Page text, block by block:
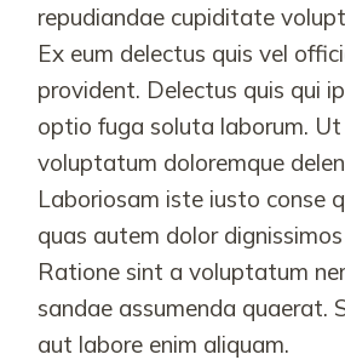
repudiandae cupiditate
Ex eum delectus quis vel
provident. Delectus quis qui
optio fuga soluta laborum. Ut
voluptatum doloremque
Laboriosam iste iusto conse
quas autem dolor
Ratione sint a voluptatum
sandae assumenda quaerat.
aut labore enim aliquam.